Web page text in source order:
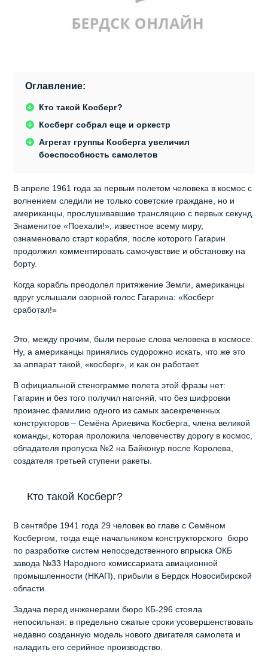
Оглавление:
Кто такой Косберг?
Косберг собрал еще и оркестр
Агрегат группы Косберга увеличил
боеспособность самолетов
В апреле 1961 года за первым полетом человека в космос с
волнением следили не только советские граждане, но и
американцы, прослушивавшие трансляцию с первых секунд.
Знаменитое «Поехали!», известное всему миру,
ознаменовало старт корабля, после которого Гагарин
продолжил комментировать самочувствие и обстановку на
борту.
Когда корабль преодолел притяжение Земли, американцы
вдруг услышали озорной голос Гагарина: «Косберг
сработал!»
Это, между прочим, были первые слова человека в космосе.
Ну, а американцы принялись судорожно искать, что же это
за аппарат такой, «косберг», и как он работает.
В официальной стенограмме полета этой фразы нет:
Гагарин и без того получил нагоняй, что без шифровки
произнес фамилию одного из самых засекреченных
конструкторов – Семёна Ариевича Косберга, члена великой
команды, которая проложила человечеству дорогу в космос,
обладателя пропуска №2 на Байконур после Королева,
создателя третьей ступени ракеты.
Кто такой Косберг?
В сентябре 1941 года 29 человек во главе с Семёном
Косбергом, тогда ещё начальником конструкторского бюро
по разработке систем непосредственного впрыска ОКБ
завода №33 Народного комиссариата авиационной
промышленности (НКАП), прибыли в Бердск Новосибирской
области.
Задача перед инженерами бюро КБ-296 стояла
непосильная: в предельно сжатые сроки усовершенствовать
недавно созданную модель нового двигателя самолета и
наладить его серийное производство.